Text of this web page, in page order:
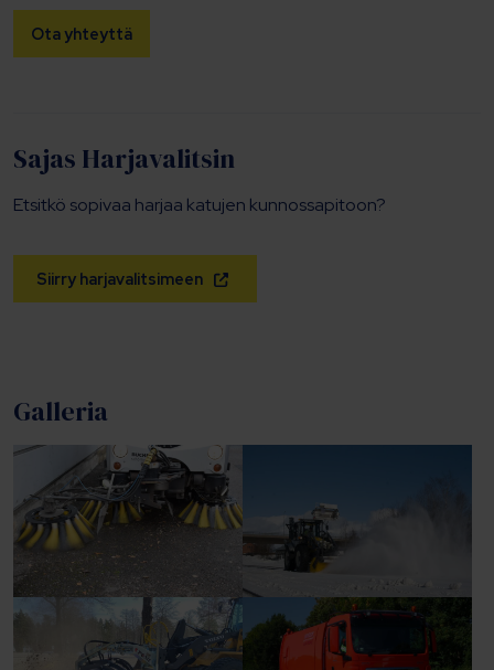
Ota yhteyttä
Sajas Harjavalitsin
Etsitkö sopivaa harjaa katujen kunnossapitoon?
Siirry harjavalitsimeen
Galleria